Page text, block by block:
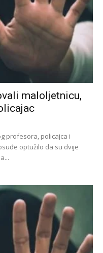
maloljetnicu,
profesora, policajca i
optužilo da su dvije